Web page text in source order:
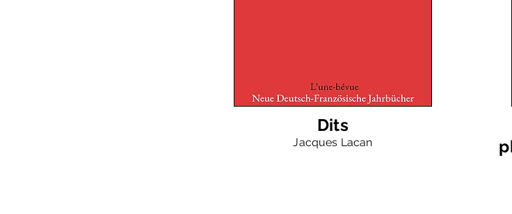
Dits
Jacques Lacan